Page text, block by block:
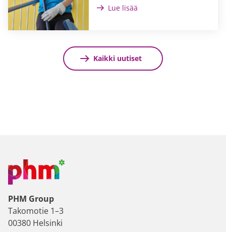
Lue lisää
Kaikki uutiset
PHM Group
Takomotie 1–3
00380 Helsinki